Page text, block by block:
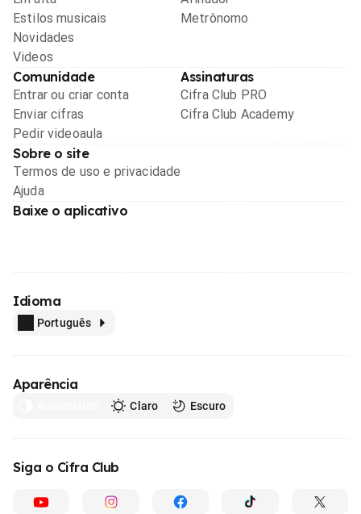
Estilos musicais
Novidades
Videos
Metrônomo
Comunidade
Entrar ou criar conta
Enviar cifras
Pedir videoaula
Assinaturas
Cifra Club PRO
Cifra Club Academy
Sobre o site
Termos de uso e privacidade
Ajuda
Baixe o aplicativo
Idioma
Português
Aparência
Claro Escuro
Siga o Cifra Club